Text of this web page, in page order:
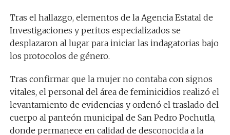
Tras el hallazgo, elementos de la Agencia Estatal de
Investigaciones y peritos especializados se
desplazaron al lugar para iniciar las indagatorias bajo
los protocolos de género.
Tras confirmar que la mujer no contaba con signos
vitales, el personal del área de feminicidios realizó el
levantamiento de evidencias y ordenó el traslado del
cuerpo al panteón municipal de San Pedro Pochutla,
donde permanece en calidad de desconocida a la